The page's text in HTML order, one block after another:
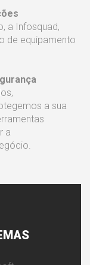
a Infosquad,
de equipamento
a sua
a